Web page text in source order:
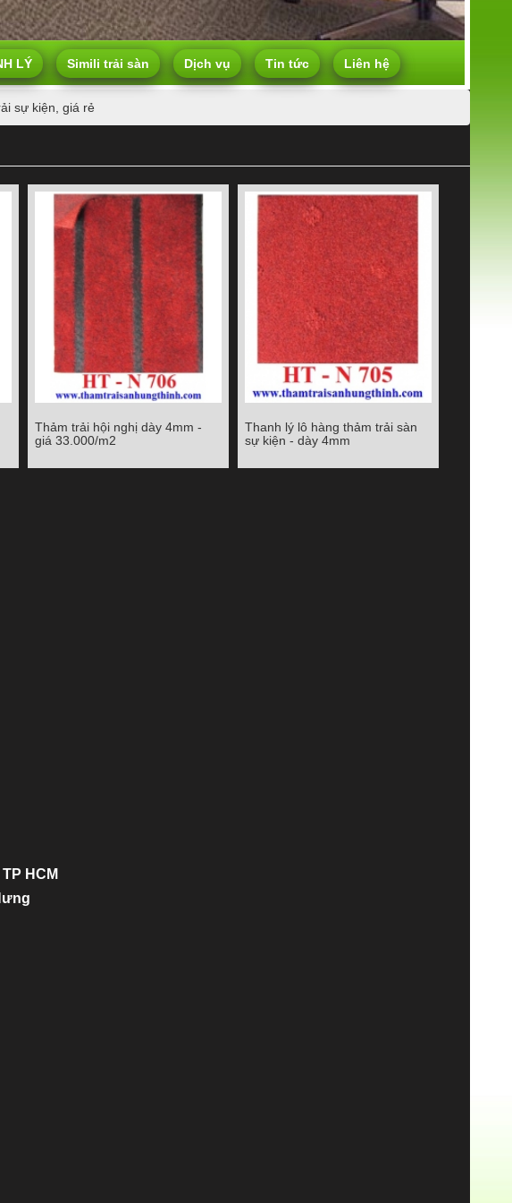
LÝ Simili trải sàn Dịch vụ Tin tức Liên hệ
sự kiện, giá rẻ
Thảm trải hội nghị dày 4mm - giá
Thảm trải hội nghị dày 4mm -
giá 33.000/m2
Thanh lý lô hàng thảm trải sàn sự
Thanh lý lô hàng thảm trải sàn
sự kiện - dày 4mm
HCM